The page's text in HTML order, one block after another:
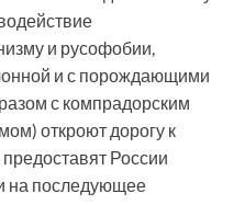
и русофобии,
и с порождающими
с компрадорским
откроют дорогу к
России
на последующее